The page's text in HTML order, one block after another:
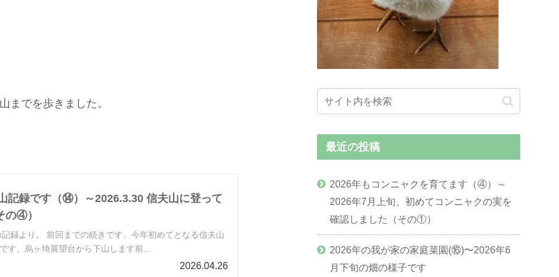
までを歩きました。
記録です（⑭）～2026.3.30 信夫山に登って
の④）
録より。 前回までの続きです。今年初めてとなる信夫山
です。烏ヶ埼展望台から下山します前...
2026.04.26
最近の投稿
2026年もコンニャクを育てます（④）～
2026年7月上旬、初めてコンニャクの実を
確認しました（その①）
2026年の我が家の家庭菜園(⑯)〜2026年6
月下旬の畑の様子です